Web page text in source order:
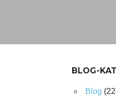
BLOG-
Blog